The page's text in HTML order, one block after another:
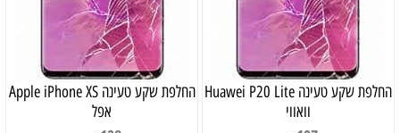
‏החלפת שקע טעינה Huawei P20 Lite
וואווי
‏החלפת שקע טעינה Apple iPhone XS
אפל